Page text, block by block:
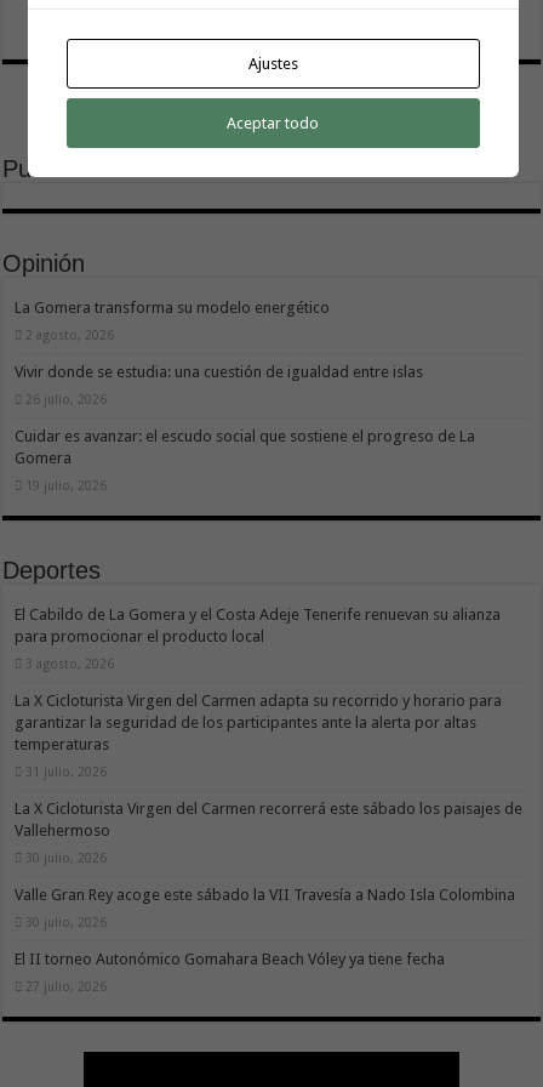
Publicidad
Opinión
La Gomera transforma su modelo energético
2 agosto, 2026
Vivir donde se estudia: una cuestión de igualdad entre islas
26 julio, 2026
Cuidar es avanzar: el escudo social que sostiene el progreso de La
Gomera
19 julio, 2026
Deportes
El Cabildo de La Gomera y el Costa Adeje Tenerife renuevan su alianza
para promocionar el producto local
3 agosto, 2026
La X Cicloturista Virgen del Carmen adapta su recorrido y horario para
garantizar la seguridad de los participantes ante la alerta por altas
temperaturas
31 julio, 2026
La X Cicloturista Virgen del Carmen recorrerá este sábado los paisajes de
Vallehermoso
30 julio, 2026
Valle Gran Rey acoge este sábado la VII Travesía a Nado Isla Colombina
30 julio, 2026
El II torneo Autonómico Gomahara Beach Vóley ya tiene fecha
27 julio, 2026
Ajustes
Aceptar todo